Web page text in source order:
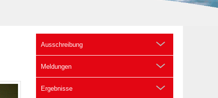
Ausschreibung
Meldungen
Ergebnisse